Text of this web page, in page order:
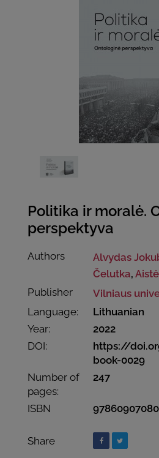
Politika ir moralė.
perspektyva
Authors Alvydas
Čelutka,
Publisher
Vilniaus
Language:
Lithuanian
Year:
2022
DOI:
https://
book-0029
Number of
pages:
247
ISBN
Share